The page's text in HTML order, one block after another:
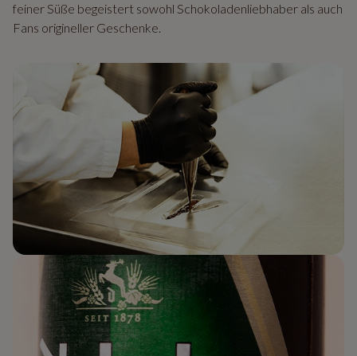
feiner Süße begeistert sowohl Schokoladenliebhaber als auch
Fans origineller Geschenke.